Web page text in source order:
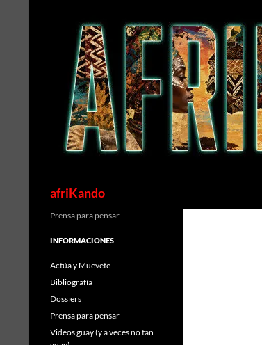
afriKando
Prensa para pensar
INFORMACIONES
Actúa y Muevete
Bibliografía
Dossiers
Prensa para pensar
Videos guay (y a veces no tan